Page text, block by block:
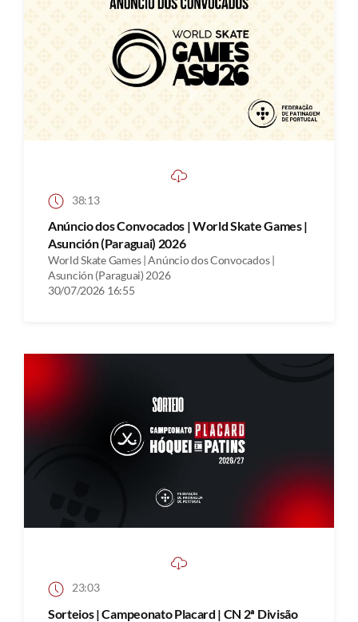
38:13
Anúncio dos Convocados | World Skate Games |
Asunción (Paraguai) 2026
World Skate Games | Anúncio dos Convocados |
Asunción (Paraguai) 2026
30/07/2026 16:55
23:03
Sorteios | Campeonato Placard | CN 2ª Divisão